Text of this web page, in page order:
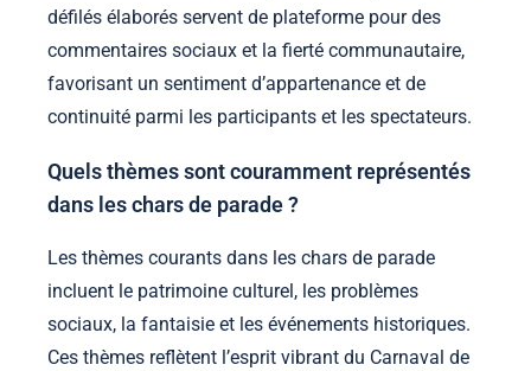
défilés élaborés servent de plateforme pour des
commentaires sociaux et la fierté communautaire,
favorisant un sentiment d’appartenance et de
continuité parmi les participants et les spectateurs.
Quels thèmes sont couramment représentés
dans les chars de parade ?
Les thèmes courants dans les chars de parade
incluent le patrimoine culturel, les problèmes
sociaux, la fantaisie et les événements historiques.
Ces thèmes reflètent l’esprit vibrant du Carnaval de